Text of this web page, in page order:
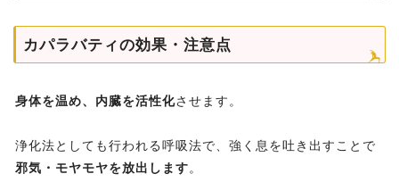
カパラバティの効果・注意点
身体を温め、内臓を活性化させます。
浄化法としても行われる呼吸法で、強く息を吐き出すことで
邪気・モヤモヤを放出します。